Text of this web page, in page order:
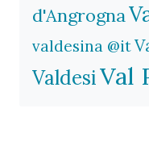
d'Angrogna
valdesina @it
ValdesiVal